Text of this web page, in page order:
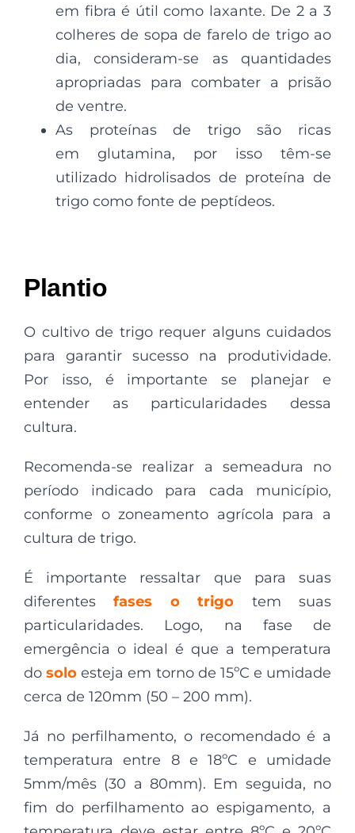
em fibra é útil como laxante. De 2 a 3
colheres de sopa de farelo de trigo ao
dia, consideram-se as quantidades
apropriadas para combater a prisão
de ventre.
As proteínas de trigo são ricas
em glutamina, por isso têm-se
utilizado hidrolisados de proteína de
trigo como fonte de peptídeos.
Plantio
O cultivo de trigo requer alguns cuidados
para garantir sucesso na produtividade.
Por isso, é importante se planejar e
entender as particularidades dessa
cultura.
Recomenda-se realizar a semeadura no
período indicado para cada município,
conforme o zoneamento agrícola para a
cultura de trigo.
É importante ressaltar que para suas
diferentesfases o trigo tem suas
particularidades. Logo, na fase de
emergência o ideal é que a temperatura
dosolo esteja em torno de 15ºC e umidade
cerca de 120mm (50 – 200 mm).
Já no perfilhamento, o recomendado é a
temperatura entre 8 e 18ºC e umidade
5mm/mês (30 a 80mm). Em seguida, no
fim do perfilhamento ao espigamento, a